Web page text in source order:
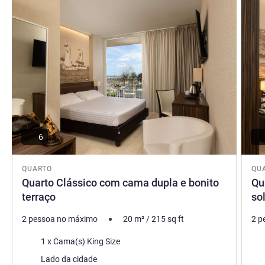
QUARTO
Quarto Clássico com cama dupla e bonito
terraço
6
2 pessoa no máximo 20 m²/215sq ft
Cama1 x Cama(s) King Size
Vistas:Lado da cidade
2